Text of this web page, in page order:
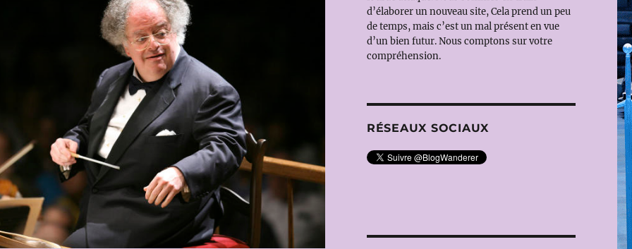
d’élaborer un nouveau site, Cela prend un peu
de temps, mais c’est un mal présent en vue
d’un bien futur. Nous comptons sur votre
compréhension.
RÉSEAUX SOCIAUX